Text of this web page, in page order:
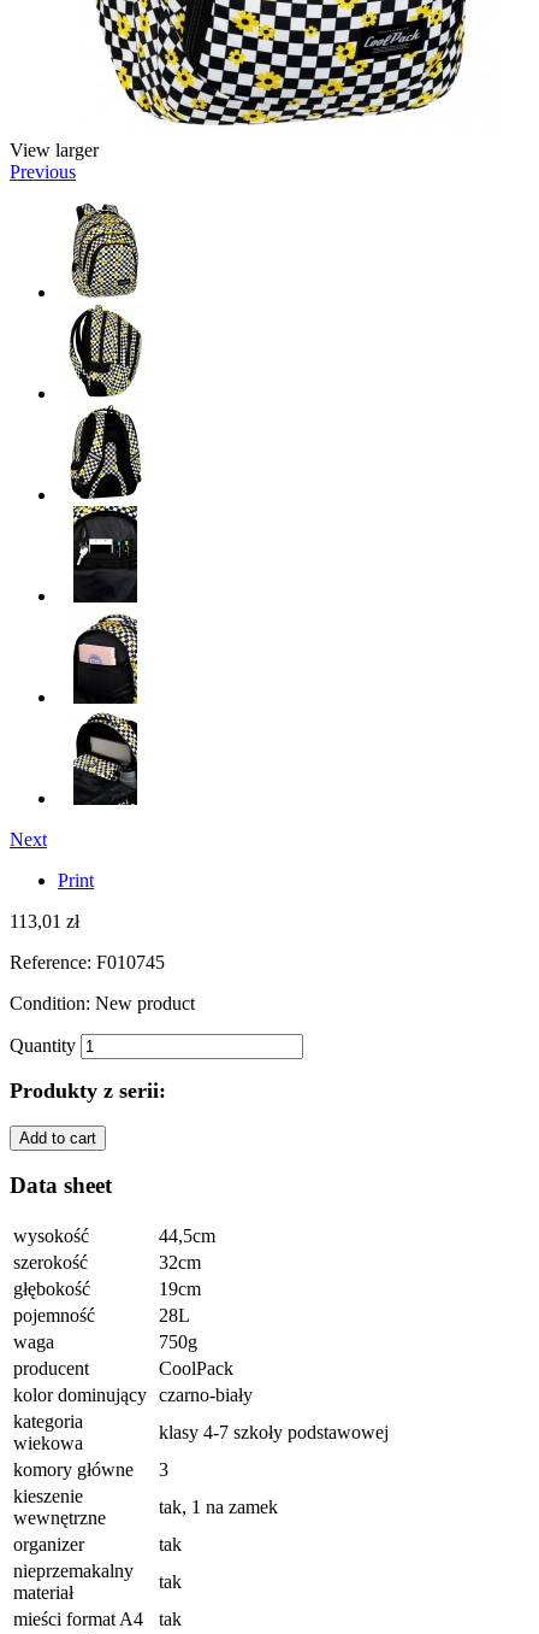
View larger
Previous
Next
Print
113,01 zł
Reference: F010745
Condition: New product
Quantity
Produkty z serii:
Add to cart
Data sheet
wysokość
44,5cm
szerokość
32cm
głębokość
19cm
pojemność
28L
waga
750g
producent
CoolPack
kolor dominujący czarno-biały
kategoria
wiekowa
klasy 4-7 szkoły podstawowej
komory główne
3
kieszenie
wewnętrzne
tak, 1 na zamek
organizer
tak
nieprzemakalny
materiał
tak
mieści format A4
tak